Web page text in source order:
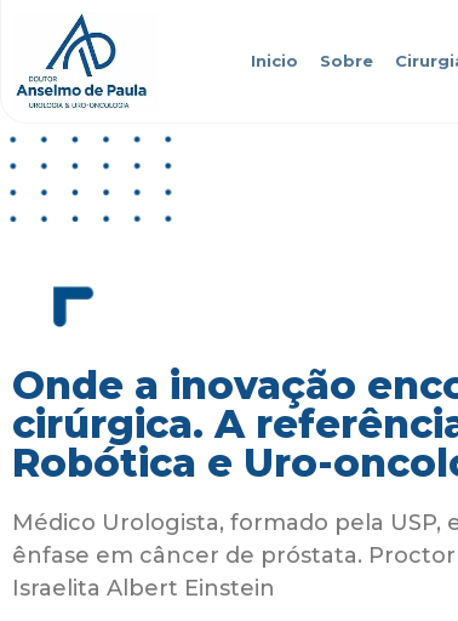
Inicio Sobre
Onde a inovação
cirúrgica. A
Robótica e Uro-
Médico Urologista, formado pela
ênfase em câncer de próstata.
Israelita Albert Einstein